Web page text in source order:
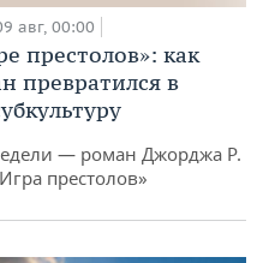
авг, 00:00
престолов»: как
превратился в
— роман Джорджа Р.
престолов»